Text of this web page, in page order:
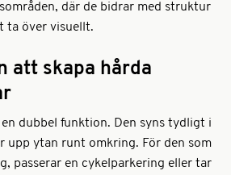
där de bidrar med struktur
ta över visuellt.
att skapa hårda
dubbel funktion. Den syns tydligt i
upp ytan runt omkring. För den som
passerar en cykelparkering eller tar